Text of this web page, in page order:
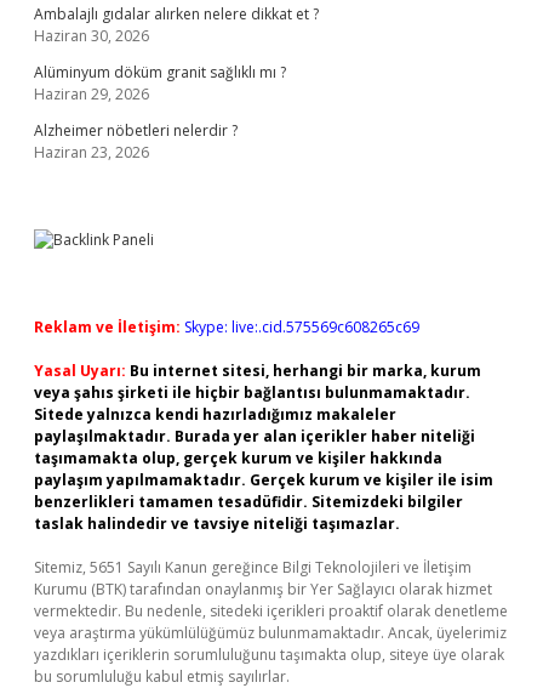
Ambalajlı gıdalar alırken nelere dikkat et ?
Haziran 30, 2026
Alüminyum döküm granit sağlıklı mı ?
Haziran 29, 2026
Alzheimer nöbetleri nelerdir ?
Haziran 23, 2026
Reklam ve İletişim: Skype: live:.cid.575569c608265c69
Yasal Uyarı: Bu internet sitesi, herhangi bir marka, kurum
veya şahıs şirketi ile hiçbir bağlantısı bulunmamaktadır.
Sitede yalnızca kendi hazırladığımız makaleler
paylaşılmaktadır. Burada yer alan içerikler haber niteliği
taşımamakta olup, gerçek kurum ve kişiler hakkında
paylaşım yapılmamaktadır. Gerçek kurum ve kişiler ile isim
benzerlikleri tamamen tesadüfidir. Sitemizdeki bilgiler
taslak halindedir ve tavsiye niteliği taşımazlar.
Sitemiz, 5651 Sayılı Kanun gereğince Bilgi Teknolojileri ve İletişim
Kurumu (BTK) tarafından onaylanmış bir Yer Sağlayıcı olarak hizmet
vermektedir. Bu nedenle, sitedeki içerikleri proaktif olarak denetleme
veya araştırma yükümlülüğümüz bulunmamaktadır. Ancak, üyelerimiz
yazdıkları içeriklerin sorumluluğunu taşımakta olup, siteye üye olarak
bu sorumluluğu kabul etmiş sayılırlar.